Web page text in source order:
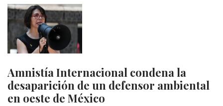
Amnistía Internacional condena la
desaparición de un defensor ambiental
en oeste de México